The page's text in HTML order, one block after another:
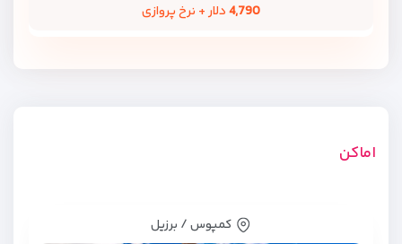
4,790دلار + نرخ پروازی
اماکن
کمپوس / برزیل